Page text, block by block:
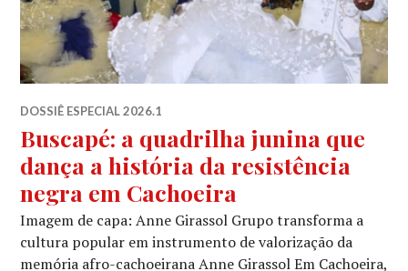
DOSSIÊ ESPECIAL 2026.1
Buscapé: a quadrilha junina que
dança a história da resistência
negra em Cachoeira
Imagem de capa: Anne Girassol Grupo transforma a
cultura popular em instrumento de valorização da
memória afro-cachoeirana Anne Girassol Em Cachoeira,